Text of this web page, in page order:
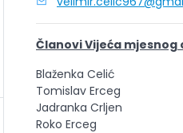
Članovi Vijeća mjesnog
Blaženka Celić
Tomislav Erceg
Jadranka Crljen
Roko Erceg